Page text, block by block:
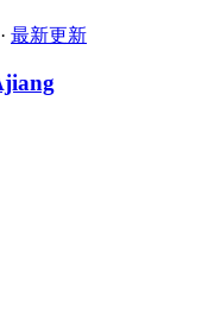
· 最新更新